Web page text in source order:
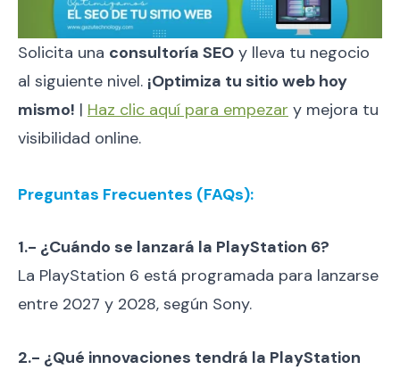
Solicita una consultoría SEO y lleva tu negocio
al siguiente nivel. ¡Optimiza tu sitio web hoy
mismo! | Haz clic aquí para empezar y mejora tu
visibilidad online.
Preguntas Frecuentes (FAQs):
1.- ¿Cuándo se lanzará la PlayStation 6?
La PlayStation 6 está programada para lanzarse
entre 2027 y 2028, según Sony.
2.- ¿Qué innovaciones tendrá la PlayStation